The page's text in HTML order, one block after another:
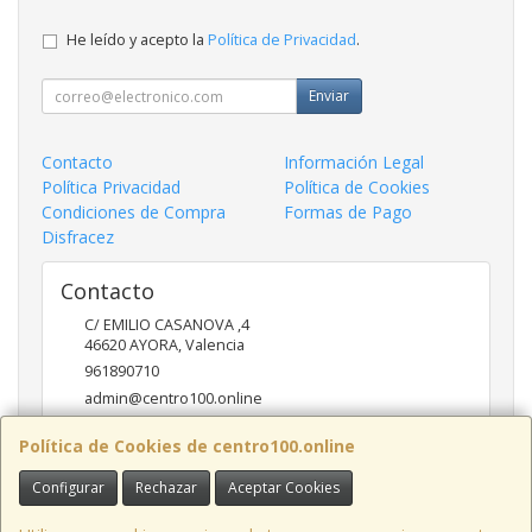
Política de Cookies de centro100.online
Configurar Rechazar Aceptar Cookies
He leído y acepto la Política de Privacidad.
Enviar
Contacto
Información Legal
Política Privacidad
Política de Cookies
Condiciones de Compra
Formas de Pago
Disfracez
Contacto
C/ EMILIO CASANOVA ,4
46620AYORA,Valencia
961890710
admin@centro100.online
Horario
LUNES A VIERNES 9'30 - 14'00 / 17'00 - 20 '30 SABADOS 9'30